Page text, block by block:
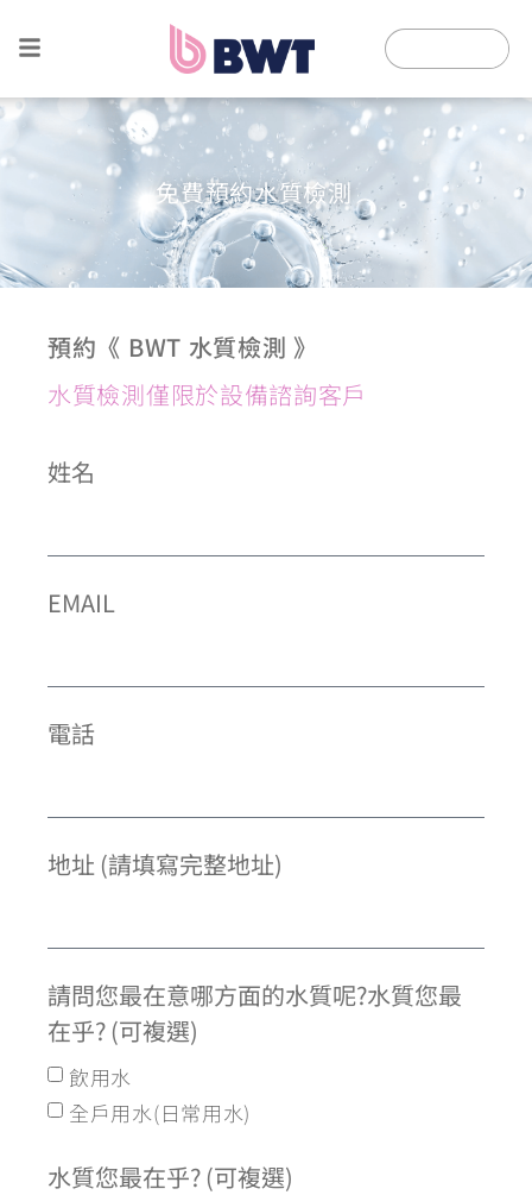
免費預約水質檢測
預約《 BWT 水質檢測 》
水質檢測僅限於設備諮詢客戶
姓名
EMAIL
電話
地址 (請填寫完整地址)
請問您最在意哪方面的水質呢?水質您最
在乎? (可複選)
飲用水
全戶用水(日常用水)
水質您最在乎? (可複選)